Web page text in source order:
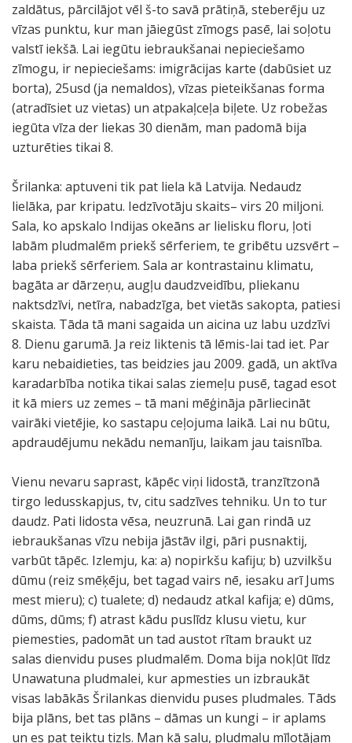
zaldātus, pārcilājot vēl š-to savā prātiņā, steberēju uz
vīzas punktu, kur man jāiegūst zīmogs pasē, lai soļotu
valstī iekšā. Lai iegūtu iebraukšanai nepieciešamo
zīmogu, ir nepieciešams: imigrācijas karte (dabūsiet uz
borta), 25usd (ja nemaldos), vīzas pieteikšanas forma
(atradīsiet uz vietas) un atpakaļceļa biļete. Uz robežas
iegūta vīza der liekas 30 dienām, man padomā bija
uzturēties tikai 8.
Šrilanka: aptuveni tik pat liela kā Latvija. Nedaudz
lielāka, par kripatu. Iedzīvotāju skaits– virs 20 miljoni.
Sala, ko apskalo Indijas okeāns ar lielisku floru, ļoti
labām pludmalēm priekš sērferiem, te gribētu uzsvērt –
laba priekš sērferiem. Sala ar kontrastainu klimatu,
bagāta ar dārzeņu, augļu daudzveidību, pliekanu
naktsdzīvi, netīra, nabadzīga, bet vietās sakopta, patiesi
skaista. Tāda tā mani sagaida un aicina uz labu uzdzīvi
8. Dienu garumā. Ja reiz liktenis tā lēmis-lai tad iet. Par
karu nebaidieties, tas beidzies jau 2009. gadā, un aktīva
karadarbība notika tikai salas ziemeļu pusē, tagad esot
it kā miers uz zemes – tā mani mēģināja pārliecināt
vairāki vietējie, ko sastapu ceļojuma laikā. Lai nu būtu,
apdraudējumu nekādu nemanīju, laikam jau taisnība.
Vienu nevaru saprast, kāpēc viņi lidostā, tranzītzonā
tirgo ledusskapjus, tv, citu sadzīves tehniku. Un to tur
daudz. Pati lidosta vēsa, neuzrunā. Lai gan rindā uz
iebraukšanas vīzu nebija jāstāv ilgi, pāri pusnaktij,
varbūt tāpēc. Izlemju, ka: a) nopirkšu kafiju; b) uzvilkšu
dūmu (reiz smēķēju, bet tagad vairs nē, iesaku arī Jums
mest mieru); c) tualete; d) nedaudz atkal kafija; e) dūms,
dūms, dūms; f) atrast kādu puslīdz klusu vietu, kur
piemesties, padomāt un tad austot rītam braukt uz
salas dienvidu puses pludmalēm. Doma bija nokļūt līdz
Unawatuna pludmalei, kur apmesties un izbraukāt
visas labākās Šrilankas dienvidu puses pludmales. Tāds
bija plāns, bet tas plāns – dāmas un kungi – ir aplams
un es pat teiktu tizls. Man kā salu, pludmaļu mīļotājam